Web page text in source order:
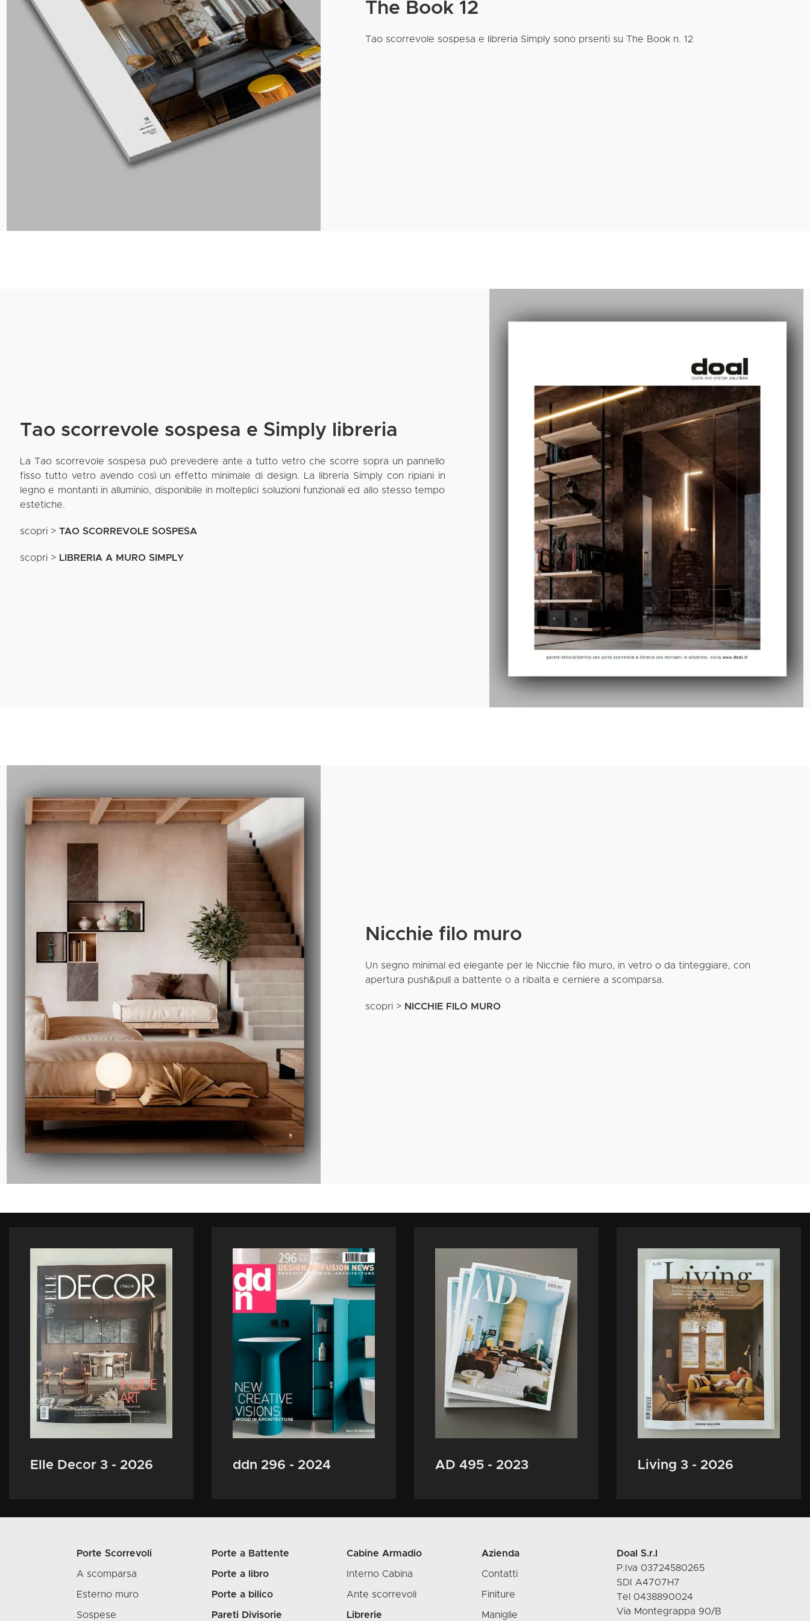
The Book 12
Tao scorrevole sospesa e libreria Simply sono prsenti su The Book n. 12
Tao scorrevole sospesa e Simply libreria
La Tao scorrevole sospesa può prevedere ante a tutto vetro che scorre sopra un pannello
fisso tutto vetro avendo così un effetto minimale di design. La libreria Simply con ripiani in
legno e montanti in alluminio, disponibile in molteplici soluzioni funzionali ed allo stesso tempo
estetiche.
scopri > TAO SCORREVOLE SOSPESA
scopri > LIBRERIA A MURO SIMPLY
Nicchie filo muro
Un segno minimal ed elegante per le Nicchie filo muro, in vetro o da tinteggiare, con
apertura push&pull a battente o a ribalta e cerniere a scomparsa.
scopri > NICCHIE FILO MURO
Elle Decor 3 - 2026 ddn 296 - 2024 AD 495 - 2023 Living 3 - 2026
Porte Scorrevoli
A scomparsa
Esterno muro
Sospese
Porte a Battente
Porte a libro
Porte a bilico
Pareti Divisorie
Cabine Armadio
Interno Cabina
Ante scorrevoli
Librerie
Azienda
Contatti
Finiture
Maniglie
Doal S.r.l
P.Iva 03724580265
SDI A4707H7
Tel 0438890024
Via Montegrappa 90/B